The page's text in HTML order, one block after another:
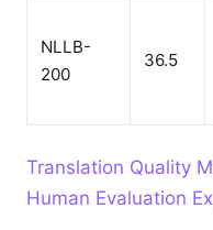
NLLB-
200
36.5
Translation Quality
Human Evaluation